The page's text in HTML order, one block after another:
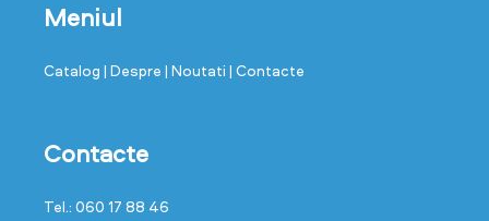
Meniul
Catalog | Despre | Noutati | Contacte
Contacte
Tel.: 060 17 88 46